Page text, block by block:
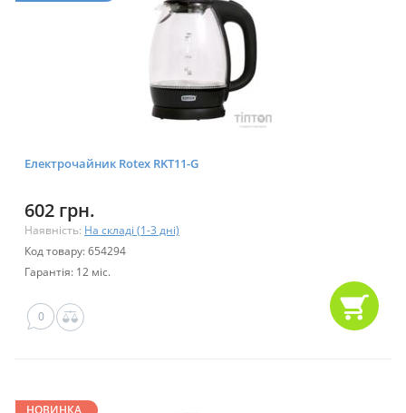
Електрочайник Rotex RKT11-G
602 грн.
Наявність: На складі (1-3 дні)
Код товару: 654294
Гарантія: 12 міс.
0